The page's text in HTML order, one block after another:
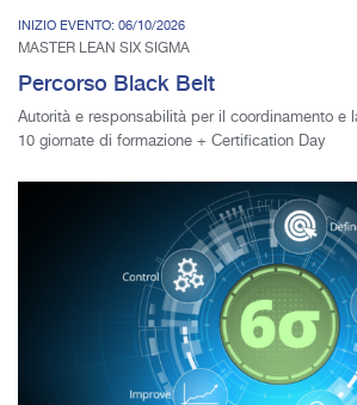
INIZIO EVENTO: 06/10/2026
MASTER LEAN SIX SIGMA
Percorso Black Belt
Autorità e responsabilità per il coordinamento e
10 giornate di formazione + Certification Day